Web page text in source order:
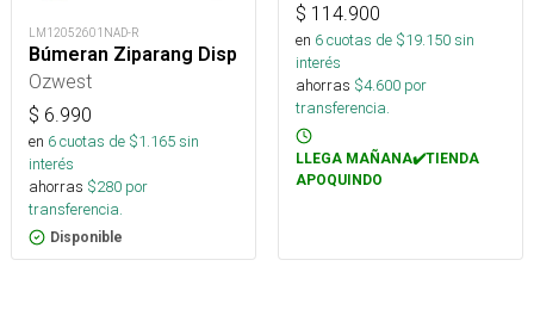
LM12052601NAD-R
Búmeran Ziparang Disp
Ozwest
$ 6.990
en 6cuotas de $1.165sin
interés
ahorras $280 por
transferencia.
Disponible
$ 114.900
en 6cuotas de $19.150sin
interés
ahorras $4.600 por
transferencia.
LLEGA MAÑANA✔️TIENDA
APOQUINDO